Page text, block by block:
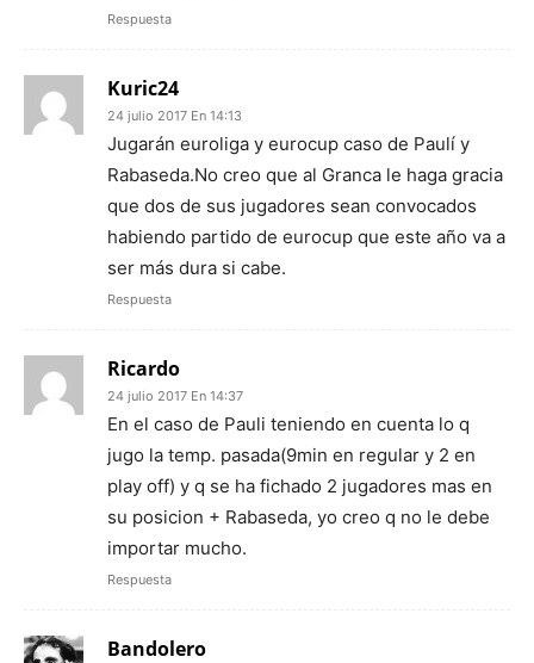
Respuesta
Kuric24
24 julio 2017 En 14:13
Jugarán euroliga y eurocup caso de Paulí y
Rabaseda.No creo que al Granca le haga gracia
que dos de sus jugadores sean convocados
habiendo partido de eurocup que este año va a
ser más dura si cabe.
Respuesta
Ricardo
24 julio 2017 En 14:37
En el caso de Pauli teniendo en cuenta lo q
jugo la temp. pasada(9min en regular y 2 en
play off) y q se ha fichado 2 jugadores mas en
su posicion + Rabaseda, yo creo q no le debe
importar mucho.
Respuesta
Bandolero